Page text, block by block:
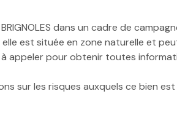
BRIGNOLES dans un cadre de
est située en zone naturelle et
appeler pour obtenir toutes
sur les risques auxquels ce bien